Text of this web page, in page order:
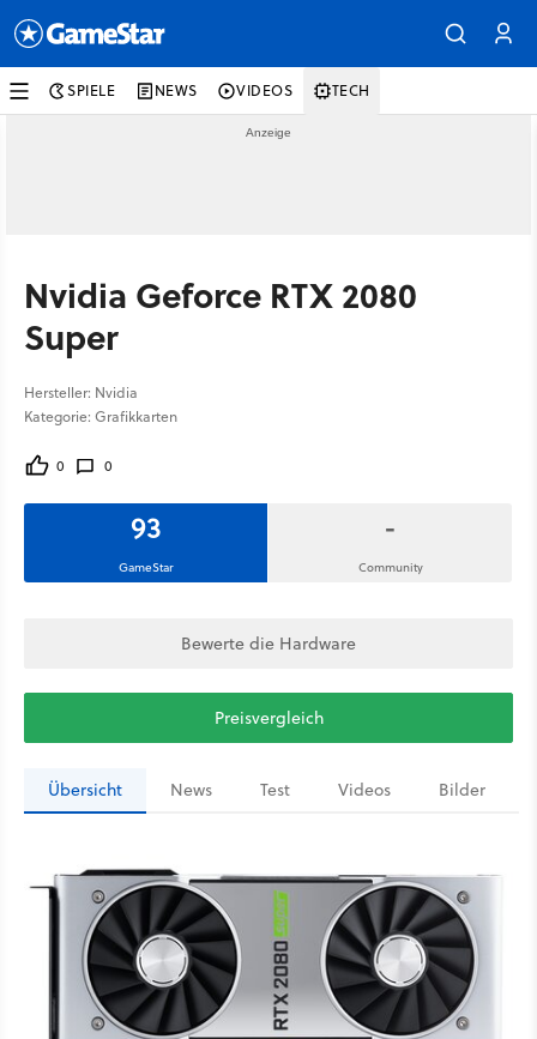
SPIELE NEWS VIDEOS TECH
Nvidia Geforce RTX 2080
Super
Hersteller: Nvidia
Kategorie: Grafikkarten
0 0
93
GameStar
-
Community
Bewerte die Hardware
Preisvergleich
Übersicht News Test Videos Bilder